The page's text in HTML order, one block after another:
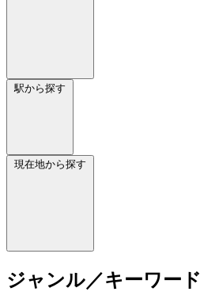
駅から探す
現在地から探す
ジャンル／キーワード